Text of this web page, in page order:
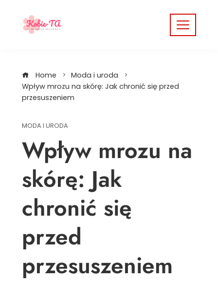
content
Home
Moda i uroda
Wpływ mrozu na skórę: Jak chronić się przed
przesuszeniem
MODA I URODA
Wpływ mrozu na
skórę: Jak
chronić się
przed
przesuszeniem